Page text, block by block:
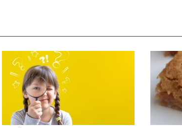
Lees meer over 'Kennisagenda coeliakie bijLees